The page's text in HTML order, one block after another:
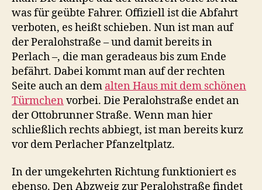
was für geübte Fahrer. Offiziell ist die Abfahrt
verboten, es heißt schieben. Nun ist man auf
der Peralohstraße – und damit bereits in
Perlach –, die man geradeaus bis zum Ende
befährt. Dabei kommt man auf der rechten
Seite auch an dem alten Haus mit dem schönen
Türmchen vorbei. Die Peralohstraße endet an
der Ottobrunner Straße. Wenn man hier
schließlich rechts abbiegt, ist man bereits kurz
vor dem Perlacher Pfanzeltplatz.
In der umgekehrten Richtung funktioniert es
ebenso. Den Abzweig zur Peralohstraße findet